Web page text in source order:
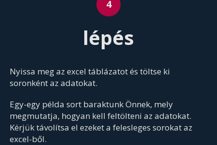
lépés
Nyissa meg az excel táblázatot és töltse ki
soronként az adatokat.
Egy-egy példa sort baraktunk Önnek, mely
megmutatja, hogyan kell feltölteni az adatokat.
Kérjük távolítsa el ezeket a felesleges sorokat az
excel-ből.